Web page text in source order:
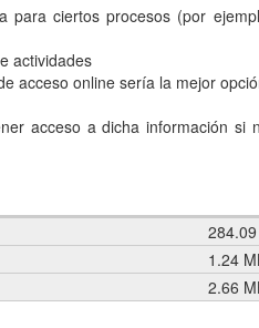
para ciertos procesos (por
actividades
acceso online sería la mejor
acceso a dicha información si
1.24
2.66